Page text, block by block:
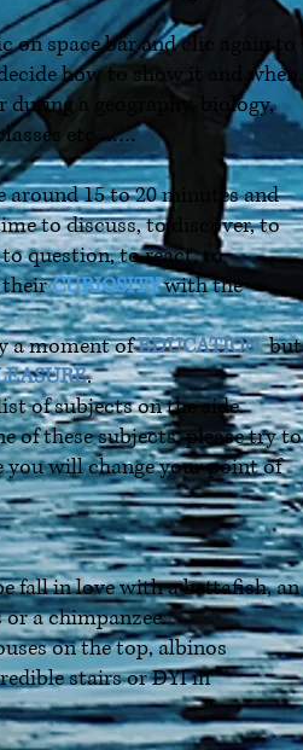
on space bar and clic again to
how to show it and when,
during a geography, biology,
etc ……
15 to 20 minutes and
to discuss, to discover, to
question, to react, to
theirCURIOSITYwith the
a moment ofEDUCATION,but
.
of subjects on the side.
of these subjects, please try to
you will change your point of
fall in love with a bettafish, an
a chimpanzee.
on the top, albinos
stairs or DYI in